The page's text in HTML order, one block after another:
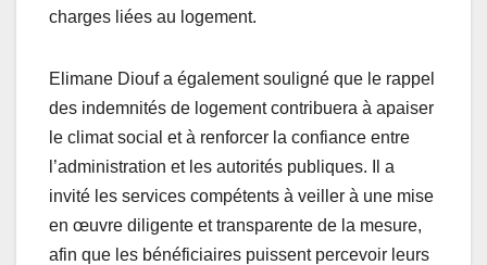
charges liées au logement.
Elimane Diouf a également souligné que le rappel
des indemnités de logement contribuera à apaiser
le climat social et à renforcer la confiance entre
l’administration et les autorités publiques. Il a
invité les services compétents à veiller à une mise
en œuvre diligente et transparente de la mesure,
afin que les bénéficiaires puissent percevoir leurs